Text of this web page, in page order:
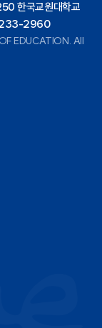
한국교원대학교
2960
EDUCATION. All